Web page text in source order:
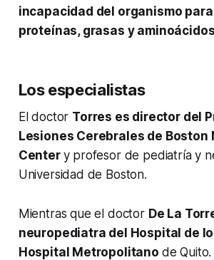
incapacidad del organismo
proteínas, grasas y
Los especialistas
El doctor Torres es director del
Lesiones Cerebrales de Boston
Center y profesor de pediatría y
Universidad de Boston.
Mientras que el doctor De La
neuropediatra del Hospital de
Hospital Metropolitano de Quito.